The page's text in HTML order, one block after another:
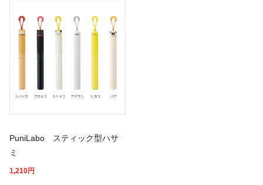
PuniLabo スティック型ハサ
ミ
1,210円